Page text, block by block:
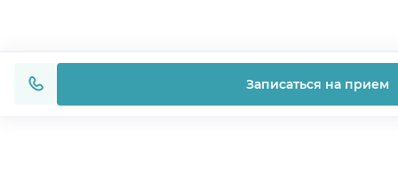
Записаться на прием